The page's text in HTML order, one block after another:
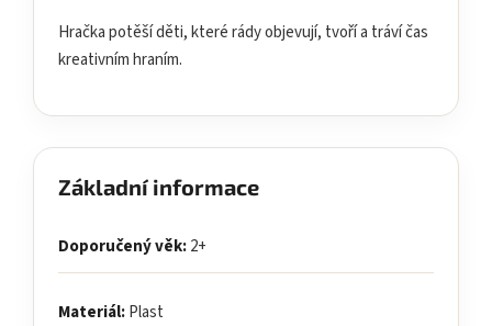
Hračka potěší děti, které rády objevují, tvoří a tráví čas
kreativním hraním.
Základní informace
Doporučený věk:2+
Materiál:Plast